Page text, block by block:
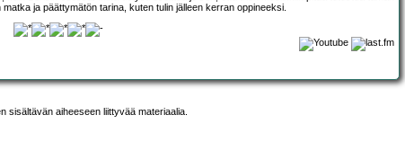
ja päättymätön tarina, kuten tulin jälleen kerran oppineeksi.
sisältävän aiheeseen liittyvää materiaalia.